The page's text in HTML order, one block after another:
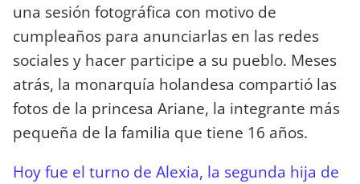
una sesión fotográfica con motivo de
cumpleaños para anunciarlas en las redes
sociales y hacer participe a su pueblo. Meses
atrás, la monarquía holandesa compartió las
fotos de la princesa Ariane, la integrante más
pequeña de la familia que tiene 16 años.
Hoy fue el turno de Alexia, la segunda hija de